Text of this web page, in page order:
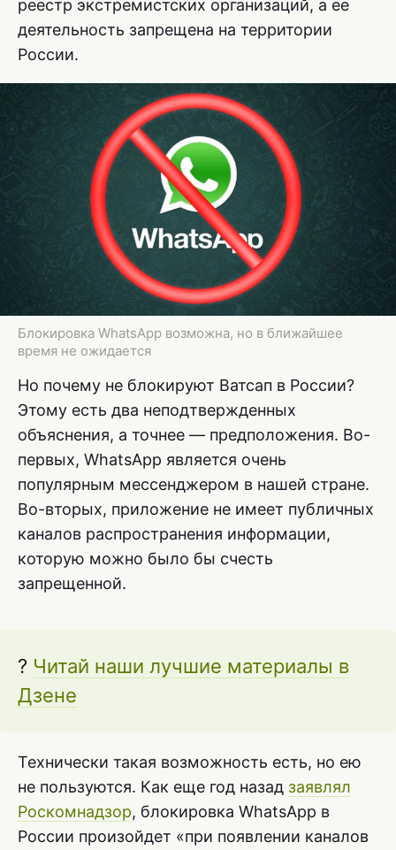
реестр экстремистских организаций, а ее
деятельность запрещена на территории
России.
Блокировка WhatsApp возможна, но в ближайшее
время не ожидается
Но почему не блокируют Ватсап в России?
Этому есть два неподтвержденных
объяснения, а точнее — предположения. Во-
первых, WhatsApp является очень
популярным мессенджером в нашей стране.
Во-вторых, приложение не имеет публичных
каналов распространения информации,
которую можно было бы счесть
запрещенной.
? Читай наши лучшие материалы в
Дзене
Технически такая возможность есть, но ею
не пользуются. Как еще год назад заявлял
Роскомнадзор, блокировка WhatsApp в
России произойдет «при появлении каналов